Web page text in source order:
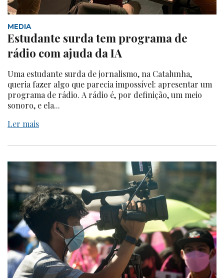
MEDIA
Estudante surda tem programa de
rádio com ajuda da IA
Uma estudante surda de jornalismo, na Catalunha,
queria fazer algo que parecia impossível: apresentar um
programa de rádio. A rádio é, por definição, um meio
sonoro, e ela...
Ler mais